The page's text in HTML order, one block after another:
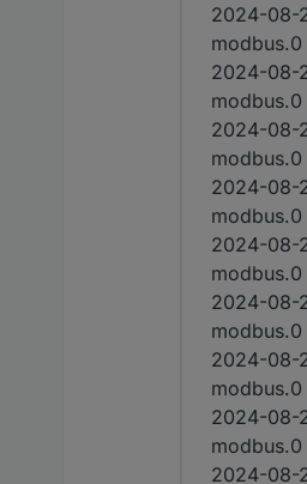
2024-08-
modbus.0
2024-08-
modbus.0
2024-08-
modbus.0
2024-08-
modbus.0
2024-08-
modbus.0
2024-08-
modbus.0
2024-08-
modbus.0
2024-08-
modbus.0
2024-08-